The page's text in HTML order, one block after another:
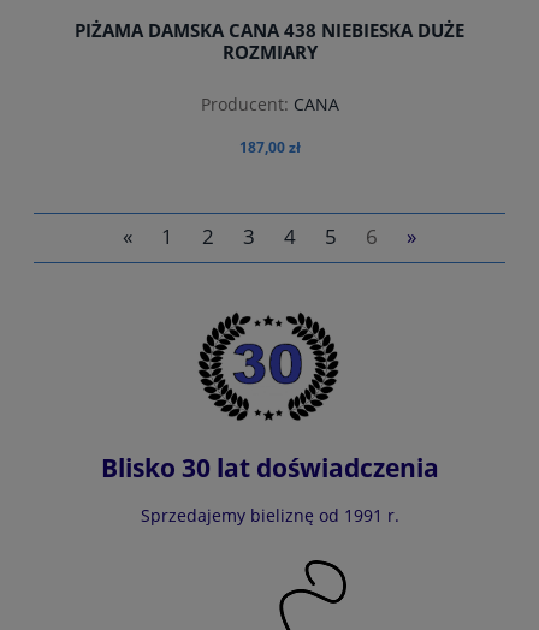
PIŻAMA DAMSKA CANA 438 NIEBIESKA DUŻE
ROZMIARY
Producent: CANA
187,00 zł
« 1 2 3 4 5 6 »
Blisko 30 lat doświadczenia
Sprzedajemy bieliznę od 1991 r.